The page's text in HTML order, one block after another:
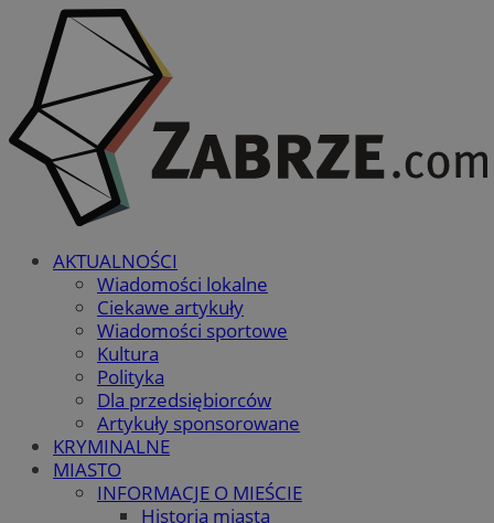
AKTUALNOŚCI
Wiadomości lokalne
Ciekawe artykuły
Wiadomości sportowe
Kultura
Polityka
Dla przedsiębiorców
Artykuły sponsorowane
KRYMINALNE
MIASTO
INFORMACJE O MIEŚCIE
Historia miasta